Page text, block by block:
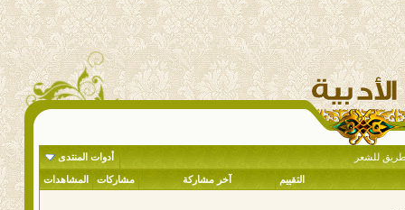
للشعر أدوات المنتدى
التقييم آخر مشاركة مشاركات المشاهدات